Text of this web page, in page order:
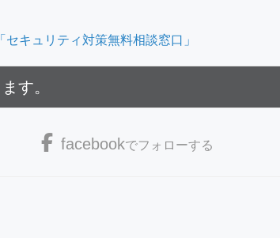
キュリティ対策無料相談窓口」
す。
facebookでフォローする